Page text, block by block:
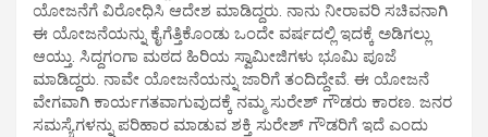
ಯೋಜನೆಗೆ ವಿರೋಧಿಸಿ ಆದೇಶ ಮಾಡಿದ್ದರು. ನಾನು ನೀರಾವರಿ ಸಚಿವನಾಗಿ
ಈ ಯೋಜನೆಯನ್ನು ಕೈಗೆತ್ತಿಕೊಂಡು ಒಂದೇ ವರ್ಷದಲ್ಲಿ ಇದಕ್ಕೆ ಅಡಿಗಲ್ಲು
ಆಯ್ತು. ಸಿದ್ದಗಂಗಾ ಮಠದ ಹಿರಿಯ ಸ್ವಾಮೀಜಿಗಳು ಭೂಮಿ ಪೂಜೆ
ಮಾಡಿದ್ದರು. ನಾವೇ ಯೋಜನೆಯನ್ನು ಜಾರಿಗೆ ತಂದಿದ್ದೇವೆ. ಈ ಯೋಜನೆ
ವೇಗವಾಗಿ ಕಾರ್ಯಗತವಾಗುವುದಕ್ಕೆ ನಮ್ಮ ಸುರೇಶ್ ಗೌಡರು ಕಾರಣ. ಜನರ
ಸಮಸ್ಯೆಗಳನ್ನು ಪರಿಹಾರ ಮಾಡುವ ಶಕ್ತಿ ಸುರೇಶ್ ಗೌಡರಿಗೆ ಇದೆ ಎಂದು